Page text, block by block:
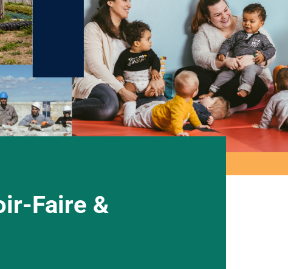
Faire &